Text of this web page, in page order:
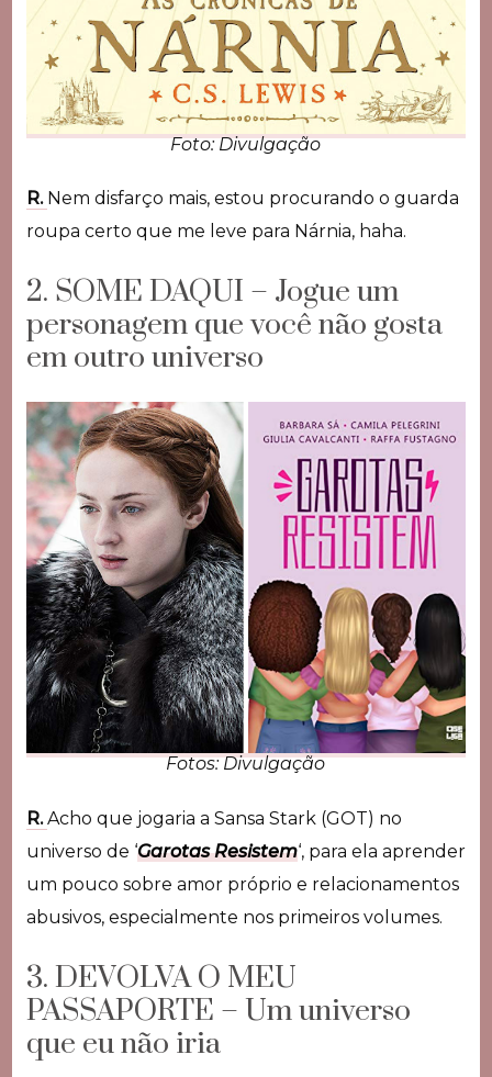
Foto: Divulgação
R. Nem disfarço mais, estou procurando o guarda
roupa certo que me leve para Nárnia, haha.
2. SOME DAQUI – Jogue um
personagem que você não gosta
em outro universo
Fotos: Divulgação
R.Acho que jogaria a Sansa Stark (GOT) no
universo de ‘Garotas Resistem‘, para ela aprender
um pouco sobre amor próprio e relacionamentos
abusivos, especialmente nos primeiros volumes.
3. DEVOLVA O MEU
PASSAPORTE – Um universo
que eu não iria